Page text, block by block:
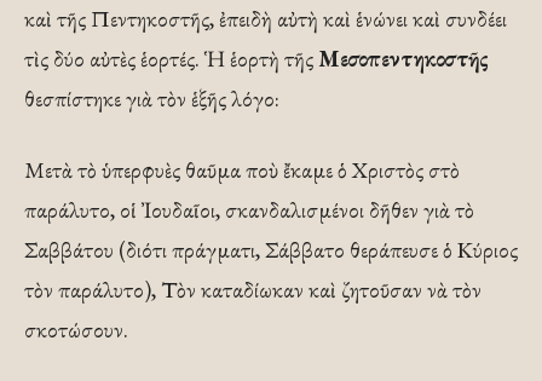
καὶ τῆς Πεντηκοστῆς, ἐπειδὴ αὐτὴ καὶ ἑνώνει καὶ συνδέει
τὶς δύο αὐτὲς ἑορτές. Ἡ ἑορτὴ τῆς Μεσοπεντηκοστῆς
θεσπίστηκε γιὰ τὸν ἑξῆς λόγο:
Μετὰ τὸ ὑπερφυὲς θαῦμα ποὺ ἔκαμε ὁ Χριστὸς στὸ
παράλυτο, οἱ Ἰουδαῖοι, σκανδαλισμένοι δῆθεν γιὰ τὸ
Σαββάτου (διότι πράγματι, Σάββατο θεράπευσε ὁ Κύριος
τὸν παράλυτο), Τὸν καταδίωκαν καὶ ζητοῦσαν νὰ τὸν
σκοτώσουν.